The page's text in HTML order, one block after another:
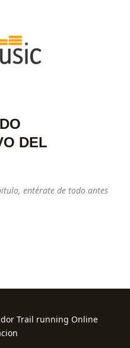
DEL
entérate de todo antes
Trail running Online